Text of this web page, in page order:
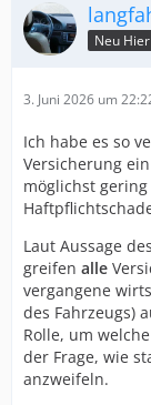
Neu Hier
3. Juni 2026 um
Ich habe es so
Versicherung
möglichst
Laut Aussage
greifen alle
vergangene
des Fahrzeugs)
Rolle, um
der Frage, wie
anzweifeln.